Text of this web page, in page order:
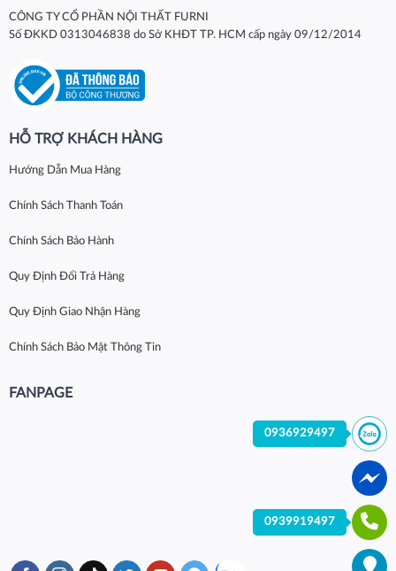
CÔNG TY CỔ PHẦN NỘI THẤT FURNI
Số ĐKKD 0313046838 do Sở KHĐT TP. HCM cấp ngày 09/12/2014
HỖ TRỢ KHÁCH HÀNG
Hướng Dẫn Mua Hàng
Chính Sách Thanh Toán
Chính Sách Bảo Hành
Quy Định Đổi Trả Hàng
Quy Định Giao Nhận Hàng
Chính Sách Bảo Mật Thông Tin
FANPAGE
0936929497
0939919497